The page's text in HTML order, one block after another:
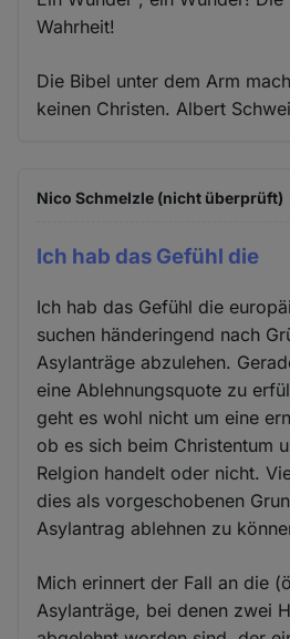
Wahrheit!
Die Bibel unter dem Arm
keinen Christen. Albert
Nico Schmelzle (nicht überprüft)
Ich hab das Gefühl die
Ich hab das Gefühl die
suchen händeringend nach
Asylanträge abzulehen.
eine Ablehnungsquote zu
geht es wohl nicht um eine
ob es sich beim Christentum
Relgion handelt oder nicht.
dies als vorgeschobenen
Asylantrag ablehnen zu
Mich erinnert der Fall an die
Asylanträge, bei denen zwei